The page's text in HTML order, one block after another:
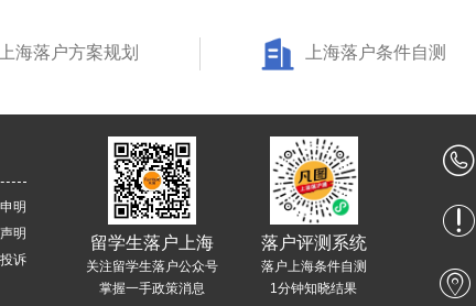
海落户方案规划 上海落户条件自测
明
明
诉
留学生落户上海
关注留学生落户公众号
掌握一手政策消息
落户评测系统
落户上海条件自测
1分钟知晓结果